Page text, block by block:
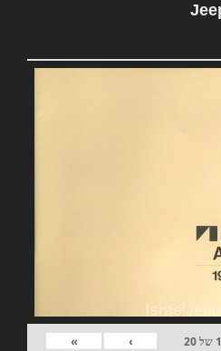
1 של20
›
»